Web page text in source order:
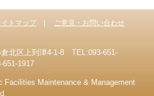
トマップ ご意見・お問い合わせ
倉北区上到津4-1-8 TEL:093-651-
1917
Maintenance & Management